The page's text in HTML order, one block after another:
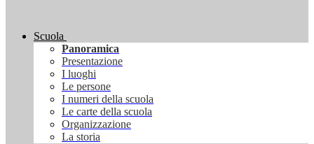
Scuola
Panoramica
Presentazione
I luoghi
Le persone
I numeri della scuola
Le carte della scuola
Organizzazione
La storia